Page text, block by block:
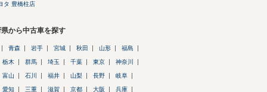
タ 豊橋柱店
から中古車を探す
青森 岩手 宮城 秋田 山形 福島
栃木 群馬 埼玉 千葉 東京 神奈川
富山 石川 福井 山梨 長野 岐阜
愛知 三重 滋賀 京都 大阪 兵庫